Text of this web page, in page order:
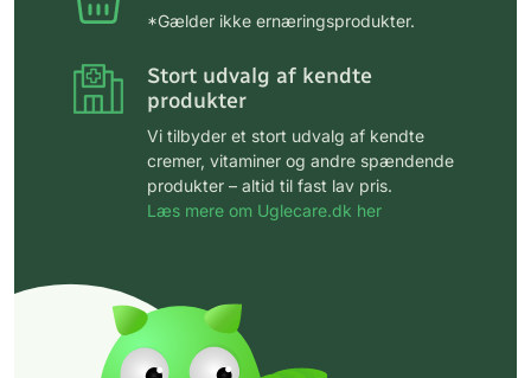
*Gælder ikke ernæringsprodukter.
Stort udvalg af kendte
produkter
Vi tilbyder et stort udvalg af kendte
cremer, vitaminer og andre spændende
produkter – altid til fast lav pris.
Læs mere om Uglecare.dk her